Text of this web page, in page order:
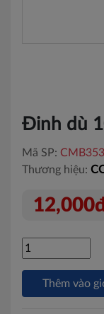
Đinh dù
Mã SP:
Thương hiệu:
Thêm vào